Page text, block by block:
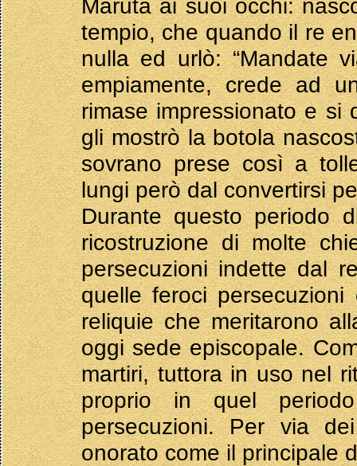
Maruta ai suoi occhi:
tempio, che quando il re
nulla ed urlò: “Mandate
empiamente, crede ad
rimase impressionato e si
gli mostrò la botola
sovrano prese così a
lungi però dal convertirsi
Durante questo periodo
ricostruzione di molte
persecuzioni indette dal
quelle feroci
reliquie che meritarono
oggi sede episcopale.
martiri, tuttora in uso nel
proprio in quel
persecuzioni. Per via
onorato come il principale